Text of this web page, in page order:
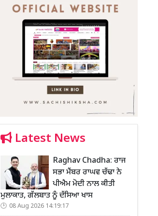
Latest News
Raghav Chadha: ਰਾਜ
ਸਭਾ ਮੈਂਬਰ ਰਾਘਵ ਚੱਢਾ ਨੇ
ਪੀਐਮ ਮੋਦੀ ਨਾਲ ਕੀਤੀ
ਮੁਲਾਕਾਤ, ਗੱਲਬਾਤ ਨੂੰ ਦੱਸਿਆ ਖਾਸ
08 Aug 2026 14:19:17